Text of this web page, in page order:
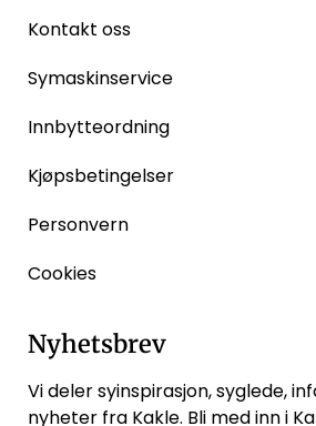
Kontakt oss
Symaskinservice
Innbytteordning
Kjøpsbetingelser
Personvern
Cookies
Nyhetsbrev
Vi deler syinspirasjon, syglede,
nyheter fra Kakle. Bli med inn i